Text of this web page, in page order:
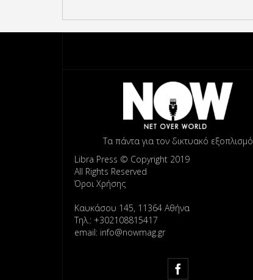
Τα πάντα για τον δικτυακό εξοπλισμό
Libra Press © Copyright 2019
All Rights Reserved
Όροι Χρήσης
Καυκάσου 145, 11364 Αθήνα
Τηλ.: +302108815417
email: info@nowmag.gr